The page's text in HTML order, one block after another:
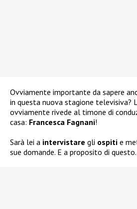
Ovviamente importante da sapere
in questa nuova stagione televisiva?
ovviamente rivede al timone di
casa: Francesca Fagnani!
Sarà lei a intervistare gli ospiti e
sue domande. E a proposito di